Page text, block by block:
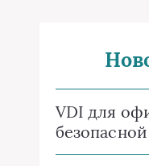
VDI для